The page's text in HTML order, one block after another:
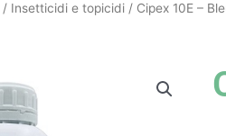
/ Insetticidi e topicidi / Cipex 10E –